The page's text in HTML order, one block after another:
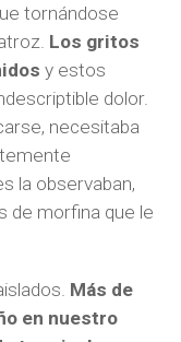
tornándose
Los gritos
y estos
dolor.
necesitaba
la observaban,
de morfina que le
Más de
en nuestro